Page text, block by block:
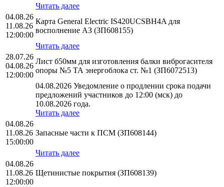
Читать далее
04.08.26
11.08.26
12:00:00
Карта General Electric IS420UCSBH4A для
восполнение АЗ (ЗП608155)
Читать далее
28.07.26
04.08.26
12:00:00
Лист б50мм для изготовления балки виброгасителя
опоры №5 ТА энергоблока ст. №1 (ЗП6072513)
04.08.2026 Уведомление о продлении срока подачи
предложений участников до 12:00 (мск) до
10.08.2026 года.
Читать далее
04.08.26
11.08.26
15:00:00
Запасные части к ПСМ (ЗП608144)
Читать далее
04.08.26
11.08.26
12:00:00
Щетинистые покрытия (ЗП608139)